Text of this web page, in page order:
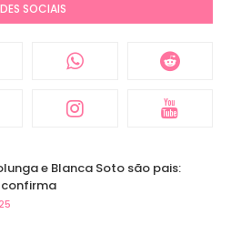
SOCIAIS
e Blanca Soto são pais:
confirma